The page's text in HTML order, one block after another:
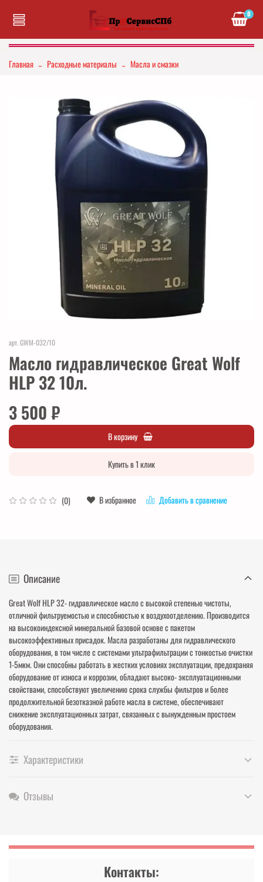
0
Главная Расходные материалы Масла и смазки
арт.GWM-032/10
Масло гидравлическое Great Wolf
HLP 32 10л.
(0) В избранное Добавить в сравнение
3 500 ₽
В корзину
Купить в 1 клик
Описание
Great Wolf HLP 32- гидравлическое масло с высокой степенью чистоты,
отличной фильтруемостью и способностью к воздухоотделению. Производится
на высокоиндексной минеральной базовой основе с пакетом
высокоэффективных присадок. Масла разработаны для гидравлического
оборудования, в том числе с системами ультрафильтрации с тонкостью очистки
1-5мкм. Они способны работать в жестких условиях эксплуатации, предохраняя
оборудование от износа и коррозии, обладают высоко- эксплуатационными
свойствами, способствуют увеличению срока службы фильтров и более
продолжительной безотказной работе масла в системе, обеспечивают
снижение эксплуатационных затрат, связанных с вынужденным простоем
оборудования.
Характеристики
Отзывы
Контакты: